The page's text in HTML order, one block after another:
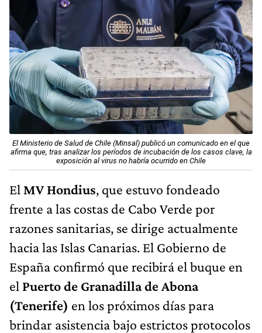
El Ministerio de Salud de Chile (Minsal) publicó un comunicado en el que
afirma que, tras analizar los períodos de incubación de los casos clave, la
exposición al virus no habría ocurrido en Chile
El MV Hondius, que estuvo fondeado
frente a las costas de Cabo Verde por
razones sanitarias, se dirige actualmente
hacia las Islas Canarias. El Gobierno de
España confirmó que recibirá el buque en
el Puerto de Granadilla de Abona
(Tenerife) en los próximos días para
brindar asistencia bajo estrictos protocolos